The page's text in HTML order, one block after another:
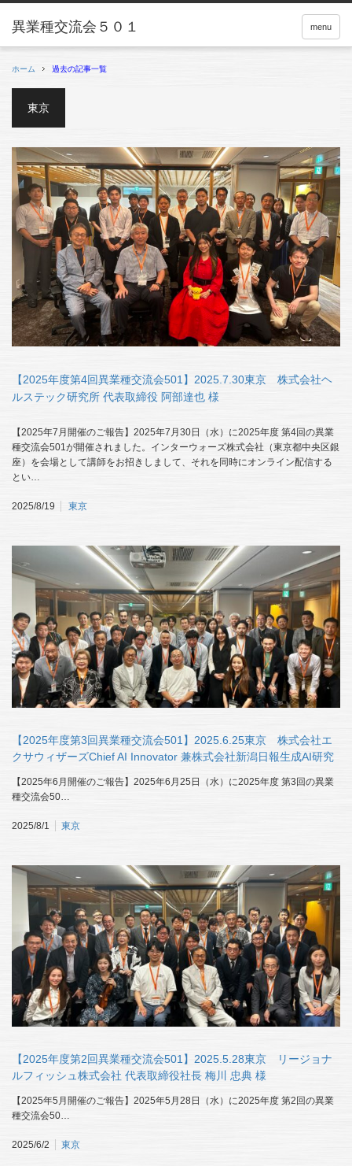
menu
ホーム 過去の記事一覧
東京
【2025年度第4回異業種交流会501】2025.7.30東京 株式会社ヘ
ルステック研究所 代表取締役 阿部達也 様
【2025年7月開催のご報告】2025年7月30日（水）に2025年度 第4回の異業
種交流会501が開催されました。インターウォーズ株式会社（東京都中央区銀
座）を会場として講師をお招きしまして、それを同時にオンライン配信する
とい…
2025/8/19 東京
【2025年度第3回異業種交流会501】2025.6.25東京 株式会社エ
クサウィザーズChief AI Innovator 兼株式会社新潟日報生成AI研究
【2025年6月開催のご報告】2025年6月25日（水）に2025年度 第3回の異業
種交流会50…
2025/8/1 東京
【2025年度第2回異業種交流会501】2025.5.28東京 リージョナ
ルフィッシュ株式会社 代表取締役社長 梅川 忠典 様
【2025年5月開催のご報告】2025年5月28日（水）に2025年度 第2回の異業
種交流会50…
2025/6/2 東京